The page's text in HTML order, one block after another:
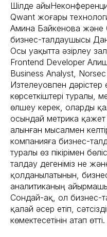
Шілде
Qwant жоғары
Амина Байкенова және
бизнес-талдаушысы
Осы уақытта әзірлеу
Frontend Developer
Business Analyst,
Изтелеуовпен дәрістер
көрсеткіштері туралы,
өлшеу керек, оларды
осындай метрика
алынған мысалмен
компанияға бизнес-
туралы өз пікірімен
талдау дегеніміз не
қолданылатынын,
аналитиканың
Сондай-ақ, ол бизнес-
қалай әсер етіп,
көмектесетінін атап өтті.